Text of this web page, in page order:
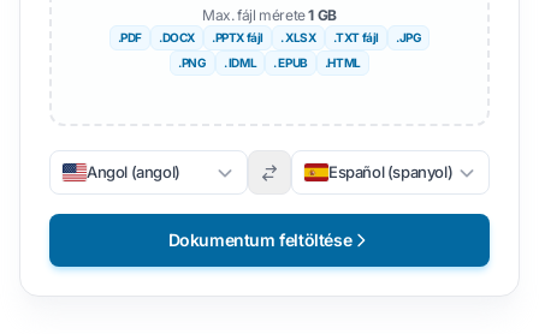
Max. fájl mérete1 GB
.PDF .DOCX .PPTX fájl . XLSX .TXT fájl
.JPG
.PNG
. IDML . EPUB .HTML
Angol (angol) Español (spanyol)
Dokumentum feltöltése